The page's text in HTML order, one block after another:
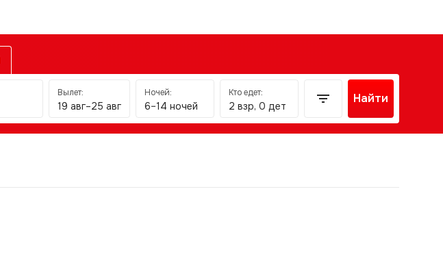
Вылет:
19 авг–25 авг
Ночей:
6–14 ночей
Кто едет:
2 взр, 0 дет
Найти